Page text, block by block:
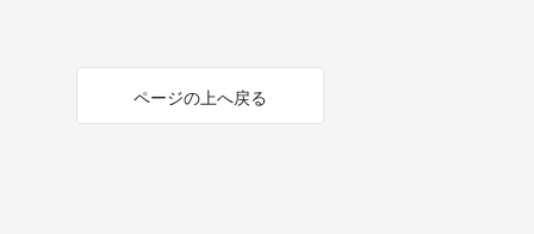
ページの上へ戻る